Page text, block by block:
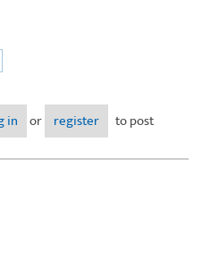
प्रख्यात डॉक्टरांबद्दल माहितीची
देवघेव
in or register
to post